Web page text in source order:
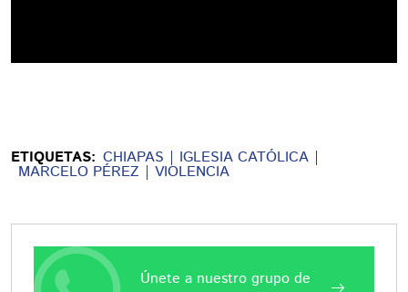
ETIQUETAS: CHIAPAS IGLESIA CATÓLICA
MARCELO PÉREZ VIOLENCIA
Únete a nuestro grupo de